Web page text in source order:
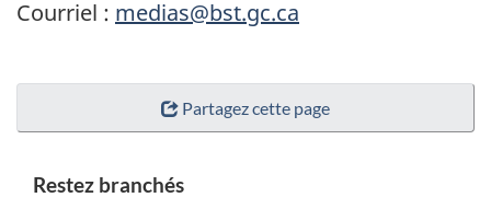
Courriel : medias@bst.gc.ca
Partagez cette page
Restez branchés